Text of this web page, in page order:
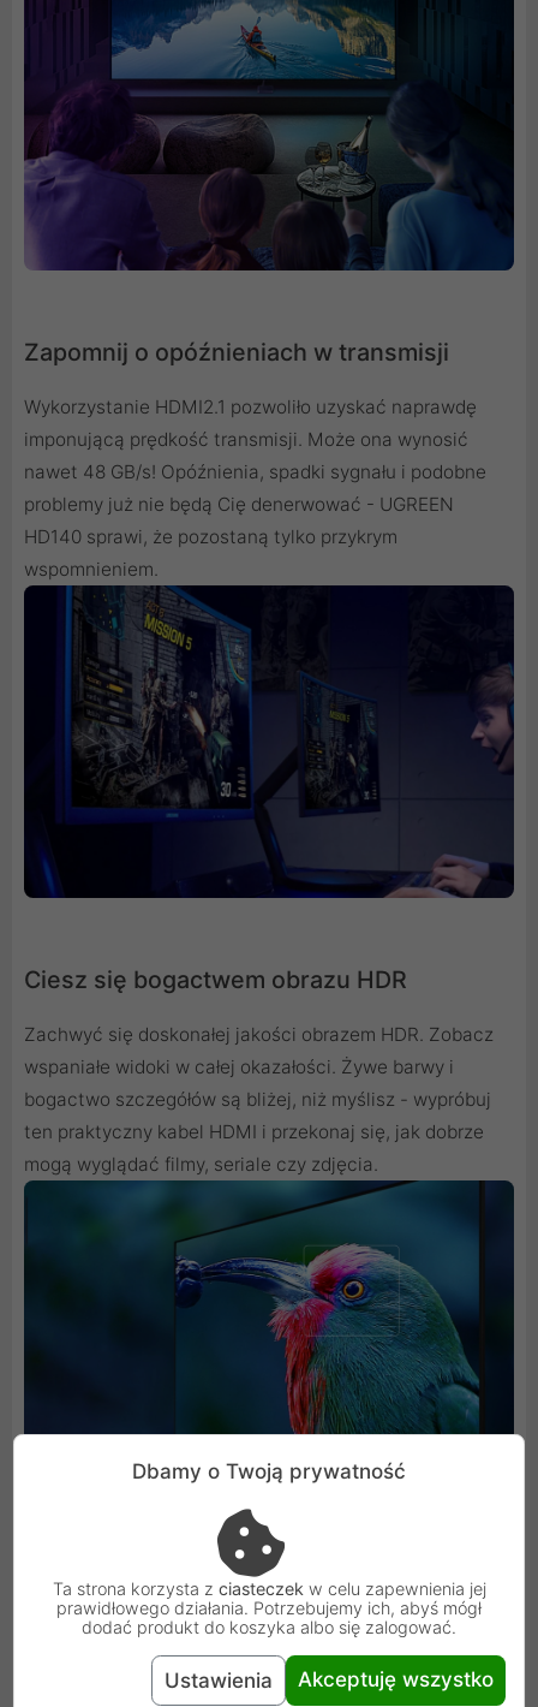
Zapomnij o opóźnieniach w transmisji
Wykorzystanie HDMI2.1 pozwoliło uzyskać naprawdę
imponującą prędkość transmisji. Może ona wynosić
nawet 48 GB/s! Opóźnienia, spadki sygnału i podobne
problemy już nie będą Cię denerwować - UGREEN
HD140 sprawi, że pozostaną tylko przykrym
wspomnieniem.
Ciesz się bogactwem obrazu HDR
Zachwyć się doskonałej jakości obrazem HDR. Zobacz
wspaniałe widoki w całej okazałości. Żywe barwy i
bogactwo szczegółów są bliżej, niż myślisz - wypróbuj
ten praktyczny kabel HDMI i przekonaj się, jak dobrze
mogą wyglądać filmy, seriale czy zdjęcia.
Niesamowicie kompatybilny
Produkt jest kompatybilny z wieloma różnymi
urządzeniami. Z jego pomocą podłączysz między innymi
konsolę do gier lub laptopa do telewizora czy projektora.
Dbamy o Twoją prywatność
Ta strona korzysta z ciasteczek w celu zapewnienia jej
prawidłowego działania. Potrzebujemy ich, abyś mógł
dodać produkt do koszyka albo się zalogować.
Ustawienia Akceptuję wszystko